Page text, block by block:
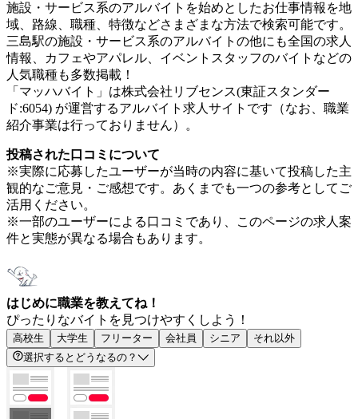
施設・サービス系のアルバイトを始めとしたお仕事情報を地
域、路線、職種、特徴などさまざまな方法で検索可能です。
三島駅の施設・サービス系のアルバイトの他にも全国の求人
情報、カフェやアパレル、イベントスタッフのバイトなどの
人気職種も多数掲載！
「マッハバイト」は株式会社リブセンス(東証スタンダー
ド:6054) が運営するアルバイト求人サイトです（なお、職業
紹介事業は行っておりません）。
投稿された口コミについて
※実際に応募したユーザーが当時の内容に基いて投稿した主
観的なご意見・ご感想です。あくまでも一つの参考としてご
活用ください。
※一部のユーザーによる口コミであり、このページの求人案
件と実態が異なる場合もあります。
はじめに職業を教えてね！
ぴったりなバイトを見つけやすくしよう！
高校生 大学生 フリーター 会社員 シニア
それ以外
選択するとどうなるの？